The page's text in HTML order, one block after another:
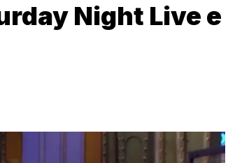
Night Live e